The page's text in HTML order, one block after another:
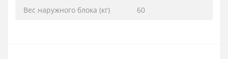
Вес наружного блока (кг) 60